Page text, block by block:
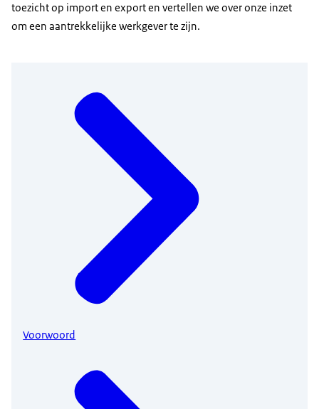
toezicht op import en export en vertellen we over onze inzet
om een aantrekkelijke werkgever te zijn.
Voorwoord